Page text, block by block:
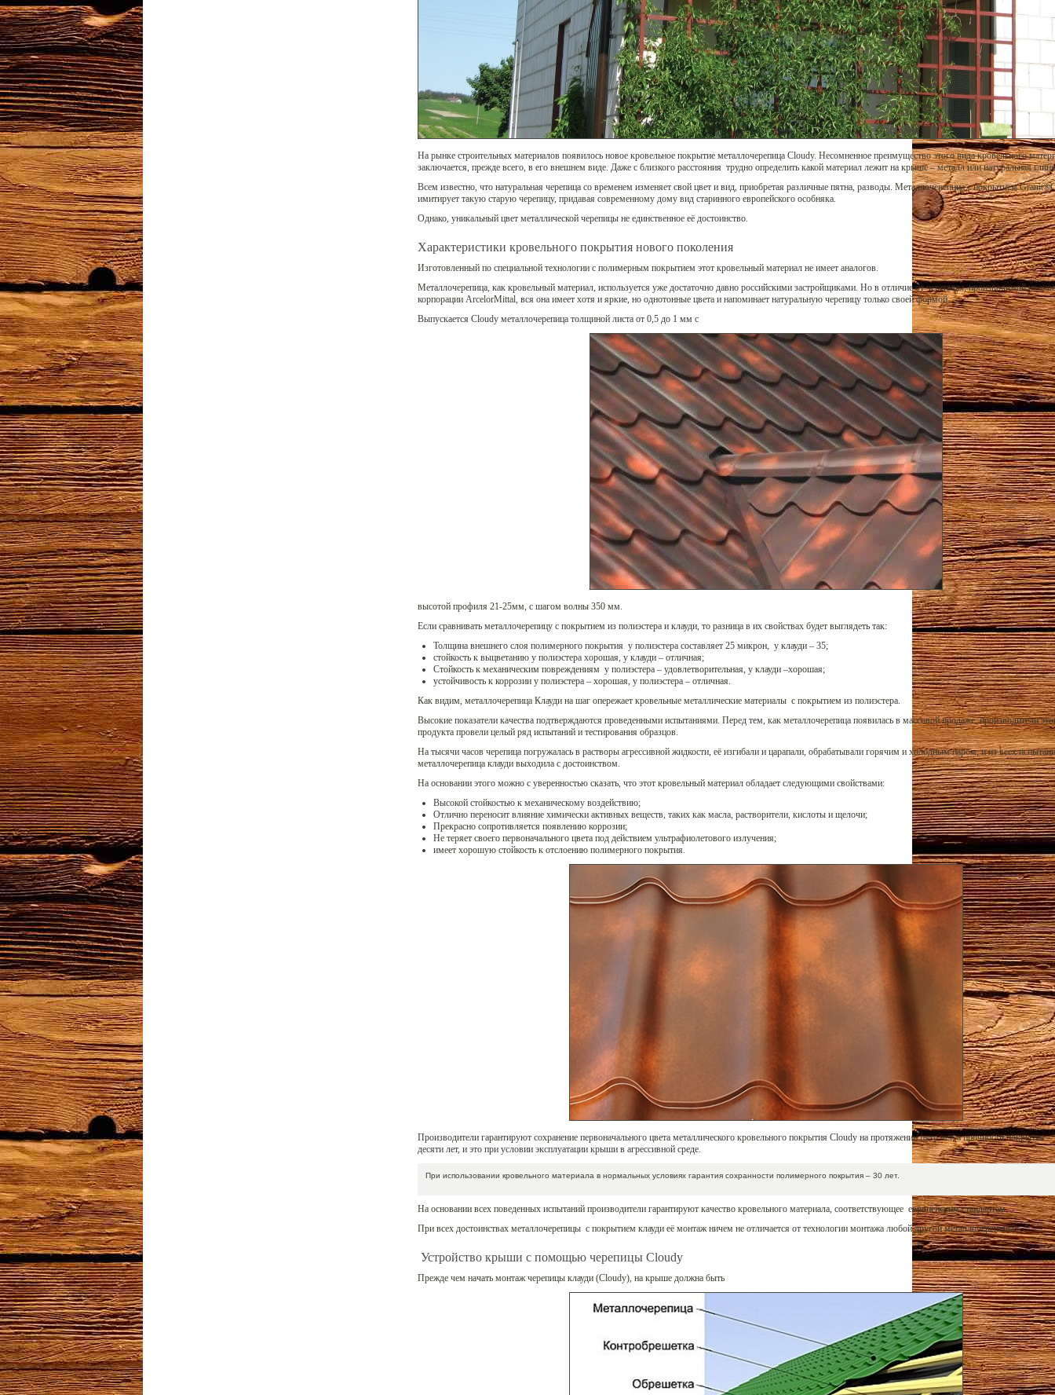
На рынке строительных материалов появилось новое кровельное покрытие металлочерепица Cloudy. Несомненное преимущество этого вида кровельного
заключается, прежде всего, в его внешнем виде. Даже с близкого расстояния трудно определить какой материал лежит на крыше – металл или натуральная
Всем известно, что натуральная черепица со временем изменяет свой цвет и вид, приобретая различные пятна, разводы. Металлочерепица с покрытием
имитирует такую старую черепицу, придавая современному дому вид старинного европейского особняка.
Однако, уникальный цвет металлической черепицы не единственное её достоинство.
Характеристики кровельного покрытия нового поколения
Изготовленный по специальной технологии с полимерным покрытием этот кровельный материал не имеет аналогов.
Металлочерепица, как кровельный материал, используется уже достаточно давно российскими застройщиками. Но в отличие от черепицы, производимой на
корпорации ArcelorMittal, вся она имеет хотя и яркие, но однотонные цвета и напоминает натуральную черепицу только своей формой.
Выпускается Cloudy металлочерепица толщиной листа от 0,5 до 1 мм с
высотой профиля 21-25мм, с шагом волны 350 мм.
Если сравнивать металлочерепицу с покрытием из полиэстера и клауди, то разница в их свойствах будет выглядеть так:
Толщина внешнего слоя полимерного покрытия у полиэстера составляет 25 микрон, у клауди – 35;
стойкость к выцветанию у полиэстера хорошая, у клауди – отличная;
Стойкость к механическим повреждениям у полиэстера – удовлетворительная, у клауди –хорошая;
устойчивость к коррозии у полиэстера – хорошая, у полиэстера – отличная.
Как видим, металлочерепица Клауди на шаг опережает кровельные металлические материалы с покрытием из полиэстера.
Высокие показатели качества подтверждаются проведенными испытаниями. Перед тем, как металлочерепица появилась в массовой продаже, производители
продукта провели целый ряд испытаний и тестирования образцов.
На тысячи часов черепица погружалась в растворы агрессивной жидкости, её изгибали и царапали, обрабатывали горячим и холодным паром, и из всех
металлочерепица клауди выходила с достоинством.
На основании этого можно с уверенностью сказать, что этот кровельный материал обладает следующими свойствами:
Высокой стойкостью к механическому воздействию;
Отлично переносит влияние химически активных веществ, таких как масла, растворители, кислоты и щелочи;
Прекрасно сопротивляется появлению коррозии;
Не теряет своего первоначального цвета под действием ультрафиолетового излучения;
имеет хорошую стойкость к отслоению полимерного покрытия.
Производители гарантируют сохранение первоначального цвета металлического кровельного покрытия Cloudy на протяжении пяти лет, а прочности покрытия –
десяти лет, и это при условии эксплуатации крыши в агрессивной среде.
При использовании кровельного материала в нормальных условиях гарантия сохранности полимерного покрытия – 30 лет.
На основании всех поведенных испытаний производители гарантируют качество кровельного материала, соответствующее европейским стандартам.
При всех достоинствах металлочерепицы с покрытием клауди её монтаж ничем не отличается от технологии монтажа любой другой металлочерепицы.
Устройство крыши с помощью черепицы Cloudy
Прежде чем начать монтаж черепицы клауди (Cloudy), на крыше должна быть